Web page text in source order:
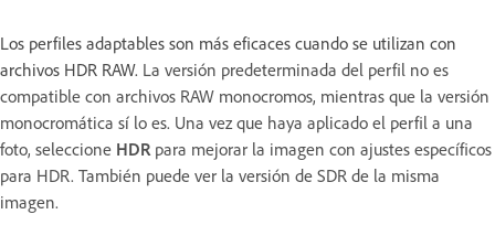
Los perfiles adaptables son más eficaces cuando se utilizan con
archivos HDR RAW. La versión predeterminada del perfil no es
compatible con archivos RAW monocromos, mientras que la versión
monocromática sí lo es. Una vez que haya aplicado el perfil a una
foto, seleccione HDRpara mejorar la imagen con ajustes específicos
para HDR. También puede ver la versión de SDR de la misma
imagen.